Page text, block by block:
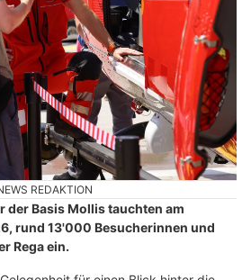
REDAKTION
der Basis Mollis tauchten am
rund 13'000 Besucherinnen und
Rega ein.